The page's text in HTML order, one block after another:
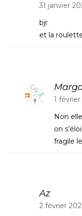
31 janvier
bjr
et la
1
Non
on
fragile
Az
2 février